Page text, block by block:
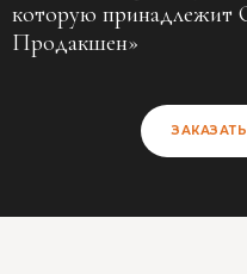
которую
Продакшен»